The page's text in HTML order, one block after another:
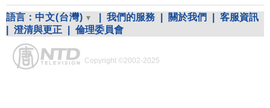
語言： 中文(台灣) 我們的服務 關於我們
客服資訊
澄清與更正 倫理委員會
Copyright ©2002-2025